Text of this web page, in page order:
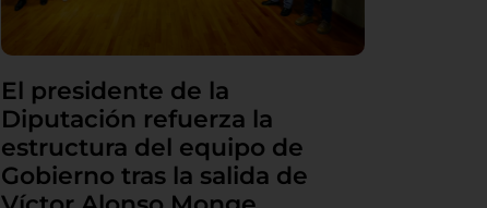
El presidente de la
Diputación refuerza la
estructura del equipo de
Gobierno tras la salida de